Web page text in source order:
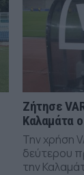
Ζήτησε
Καλαμάτα
Την χρήση
δεύτερου
την